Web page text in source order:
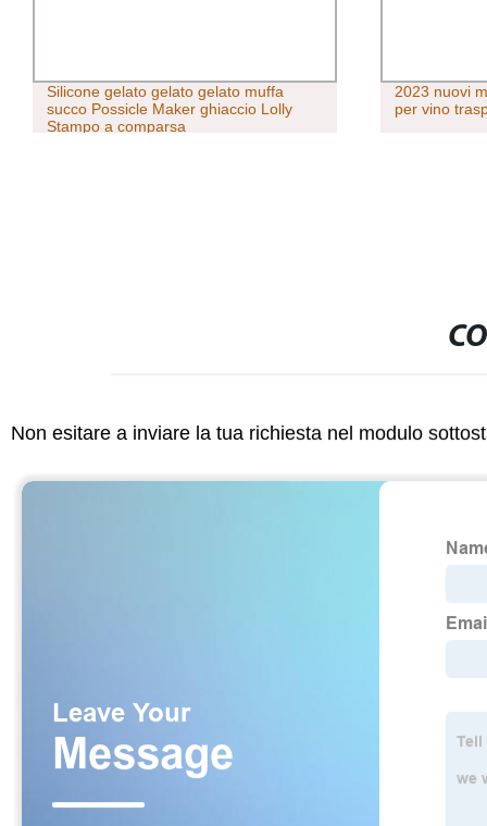
Silicone gelato gelato gelato muffa
succo Possicle Maker ghiaccio Lolly
Stampo a comparsa
2023 nuovi
per vino
Non esitare a inviare la tua richiesta nel modulo